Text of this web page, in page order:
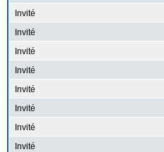
Invité
Invité
Invité
Invité
Invité
Invité
Invité
Invité